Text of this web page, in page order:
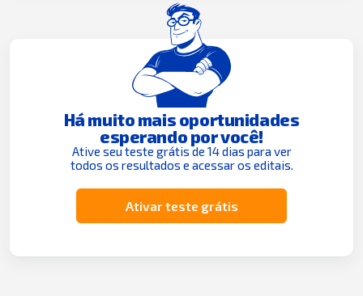
Há muito mais oportunidades
esperando por você!
Ative seu teste grátis de 14 dias para ver
todos os resultados e acessar os editais.
Ativar teste grátis